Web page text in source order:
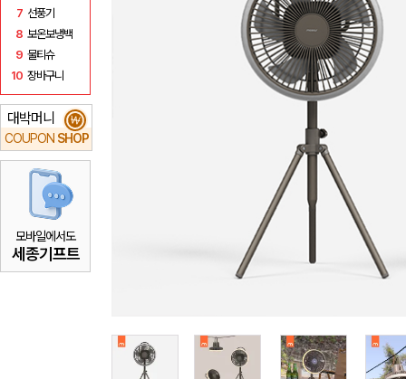
7 선풍기
8 보온보냉백
9 물티슈
10 장바구니
대박머니
COUPON SHOP
₩
모바일에서도
세종기프트